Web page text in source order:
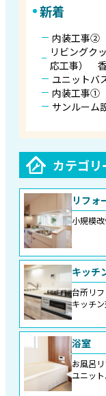
新着
内装工事②
リビングク
応工事）
ユニットバ
内装工事①
サンルー
カテゴリ
リフォ
小規模
キッチ
台所リ
キッチ
浴室
お風呂
ユニッ